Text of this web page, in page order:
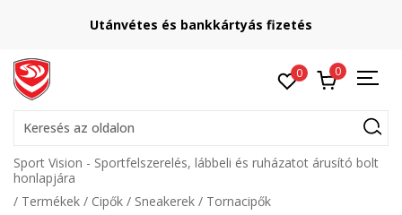
Utánvétes és bankkártyás fizetés
0 0
Keresés az oldalon
Sport Vision - Sportfelszerelés, lábbeli és ruházatot árusító bolt
honlapjára
Termékek
Cipők Sneakerek
Tornacipők